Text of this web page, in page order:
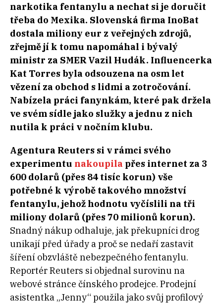
narkotika fentanylu a nechat si je doručit
třeba do Mexika. Slovenská firma InoBat
dostala miliony eur z veřejných zdrojů,
zřejmě jí k tomu napomáhal i bývalý
ministr za SMER Vazil Hudák. Influencerka
Kat Torres byla odsouzena na osm let
vězení za obchod s lidmi a zotročování.
Nabízela práci fanynkám, které pak držela
ve svém sídle jako služky a jednu z nich
nutila k práci v nočním klubu.
Agentura Reuters si v rámci svého
experimentu nakoupila přes internet za 3
600 dolarů (přes 84 tisíc korun) vše
potřebné k výrobě takového množství
fentanylu, jehož hodnotu vyčíslili na tři
miliony dolarů (přes 70 milionů korun).
Snadný nákup odhaluje, jak překupníci drog
unikají před úřady a proč se nedaří zastavit
šíření obzvláště nebezpečného fentanylu.
Reportér Reuters si objednal surovinu na
webové stránce čínského prodejce. Prodejní
asistentka „Jenny“ použila jako svůj profilový